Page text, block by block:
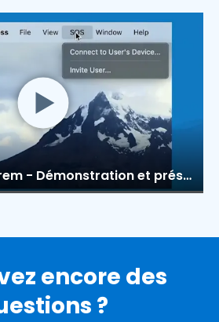
Splashtop On-Prem - Démonstration et présentation du produit
encore des
?